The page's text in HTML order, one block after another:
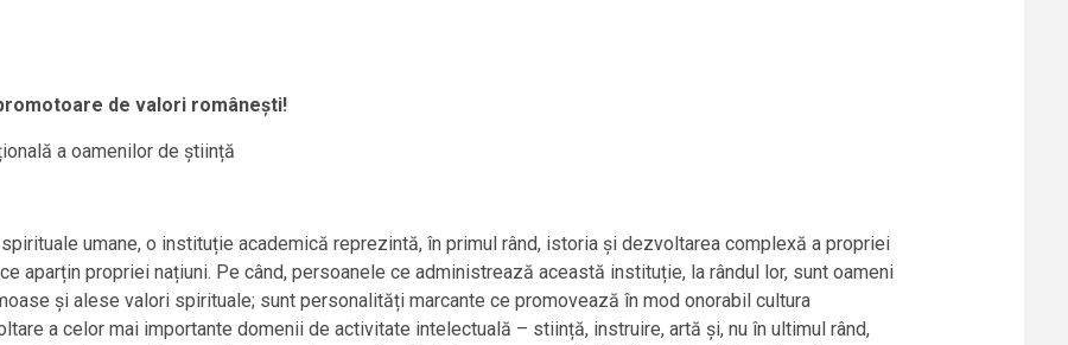
de valori românești!
a oamenilor de știință
umane, o instituție academică reprezintă, în primul rând, istoria și dezvoltarea complexă a propriei
aparțin propriei națiuni. Pe când, persoanele ce administrează această instituție, la rândul lor, sunt oameni
și alese valori spirituale; sunt personalități marcante ce promovează în mod onorabil cultura
a celor mai importante domenii de activitate intelectuală – stiință, instruire, artă și, nu în ultimul rând,